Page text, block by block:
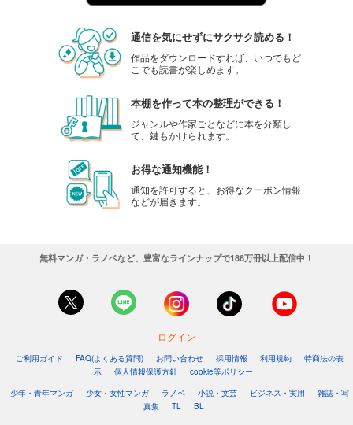
通信を気にせずにサクサク読める！
作品をダウンロードすれば、いつでもど
こでも読書が楽しめます。
本棚を作って本の整理ができる！
ジャンルや作家ごとなどに本を分類し
て、鍵もかけられます。
お得な通知機能！
通知を許可すると、お得なクーポン情報
などが届きます。
無料マンガ・ラノベなど、豊富なラインナップで188万冊以上配信中！
ログイン
ご利用ガイド FAQ(よくある質問) お問い合わせ 採用情報 利用規約
特商法の表
示
個人情報保護方針
cookie等ポリシー
少年・青年マンガ
少女・女性マンガ ラノベ 小説・文芸 ビジネス・実用
雑誌・写
真集
TL BL